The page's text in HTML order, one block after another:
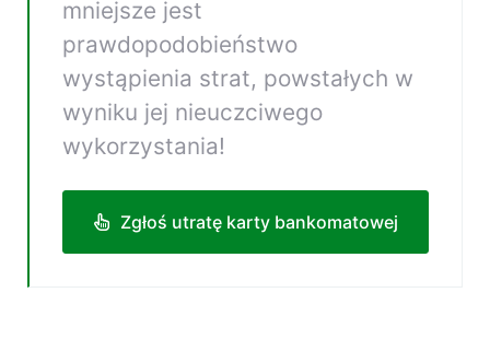
mniejsze jest
prawdopodobieństwo
wystąpienia strat, powstałych w
wyniku jej nieuczciwego
wykorzystania!
Zgłoś utratę karty bankomatowej